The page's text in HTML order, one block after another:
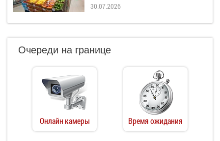
30.07.2026
Очереди на границе
Онлайн камеры Время ожидания